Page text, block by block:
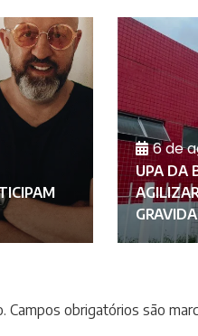
6 de
UPA DA
Campos obrigatórios são